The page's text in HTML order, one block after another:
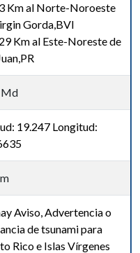
Km al Norte-Noroeste
Gorda,BVI
Km al Este-Noreste de
Md
19.247 Longitud:
Aviso, Advertencia o
de tsunami para
Rico e Islas Vírgenes